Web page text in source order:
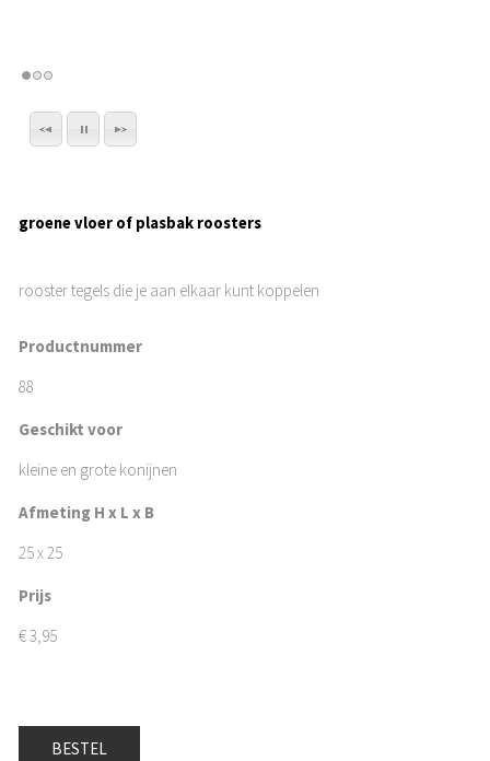
groene vloer of plasbak roosters
rooster tegels die je aan elkaar kunt koppelen
Productnummer
88
Geschikt voor
kleine en grote konijnen
Afmeting H x L x B
25 x 25
Prijs
€3,95
BESTEL